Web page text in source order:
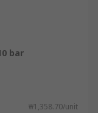
bar
₩1,358.70/unit